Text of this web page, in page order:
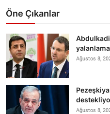
Öne Çıkanlar
yalanlama
Ağustos 8,
Ağustos 8,